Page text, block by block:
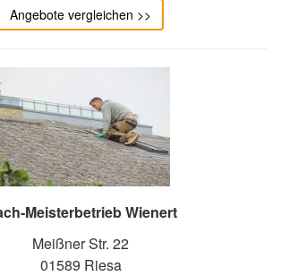
Angebote vergleichen >>
Meisterbetrieb Wienert
Meißner Str. 22
01589 Riesa